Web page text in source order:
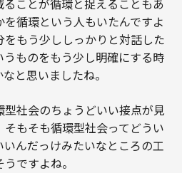
ことが循環と捉えることもあ
を循環という人もいたんですよ
をもう少ししっかりと対話した
うものをもう少し明確にする時
と思いましたね。
型社会のちょうどいい接点が見
もそも循環型社会ってどうい
いんだっけみたいなところの工
ですよね。